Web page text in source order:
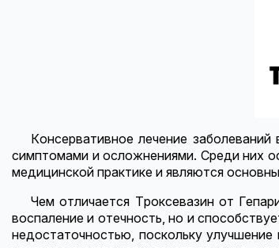
Консервативное лечение
симптомами и осложнениями. Среди них
медицинской практике и являются
Чем отличается Троксевазин от
воспаление и отечность, но и
недостаточностью, поскольку